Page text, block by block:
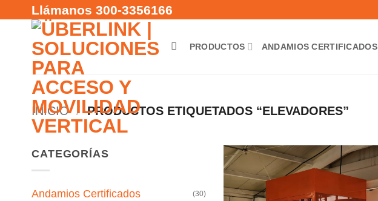
contenido
Llámanos 300-3356166
PRODUCTOS ANDAMIOS CERTIFICADOS
INICIO / PRODUCTOS ETIQUETADOS “ELEVADORES”
CATEGORÍAS
Andamios Certificados (30)